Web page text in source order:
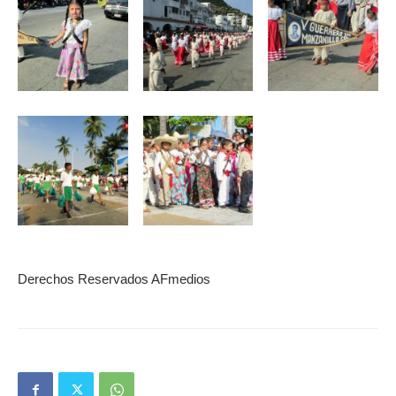
Derechos Reservados AFmedios